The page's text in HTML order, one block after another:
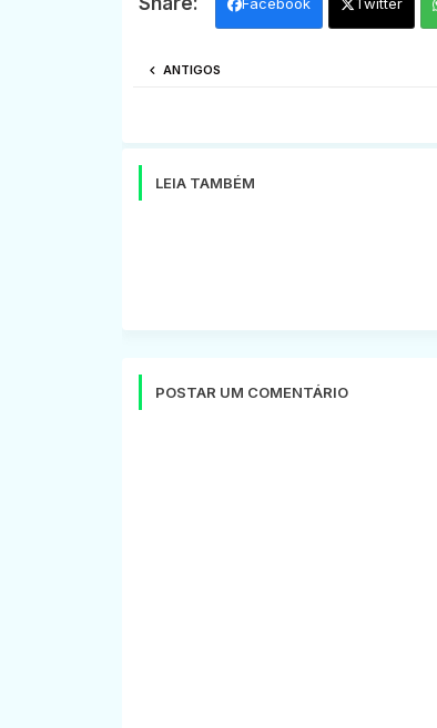
ANTIGOS
LEIA TAMBÉM
POSTAR UM COMENTÁRIO